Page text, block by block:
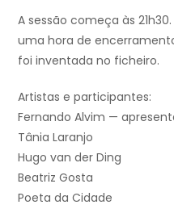
A sessão começa às
uma hora de
foi inventada no ficheiro.
Artistas e participantes:
Fernando Alvim —
Tânia Laranjo
Hugo van der Ding
Beatriz Gosta
Poeta da Cidade